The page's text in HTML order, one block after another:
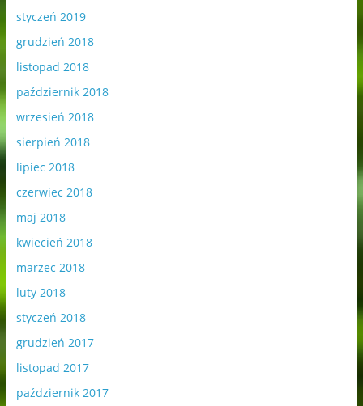
styczeń 2019
grudzień 2018
listopad 2018
październik 2018
wrzesień 2018
sierpień 2018
lipiec 2018
czerwiec 2018
maj 2018
kwiecień 2018
marzec 2018
luty 2018
styczeń 2018
grudzień 2017
listopad 2017
październik 2017